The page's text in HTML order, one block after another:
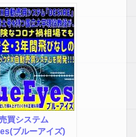
買システム
ブルーアイズ)